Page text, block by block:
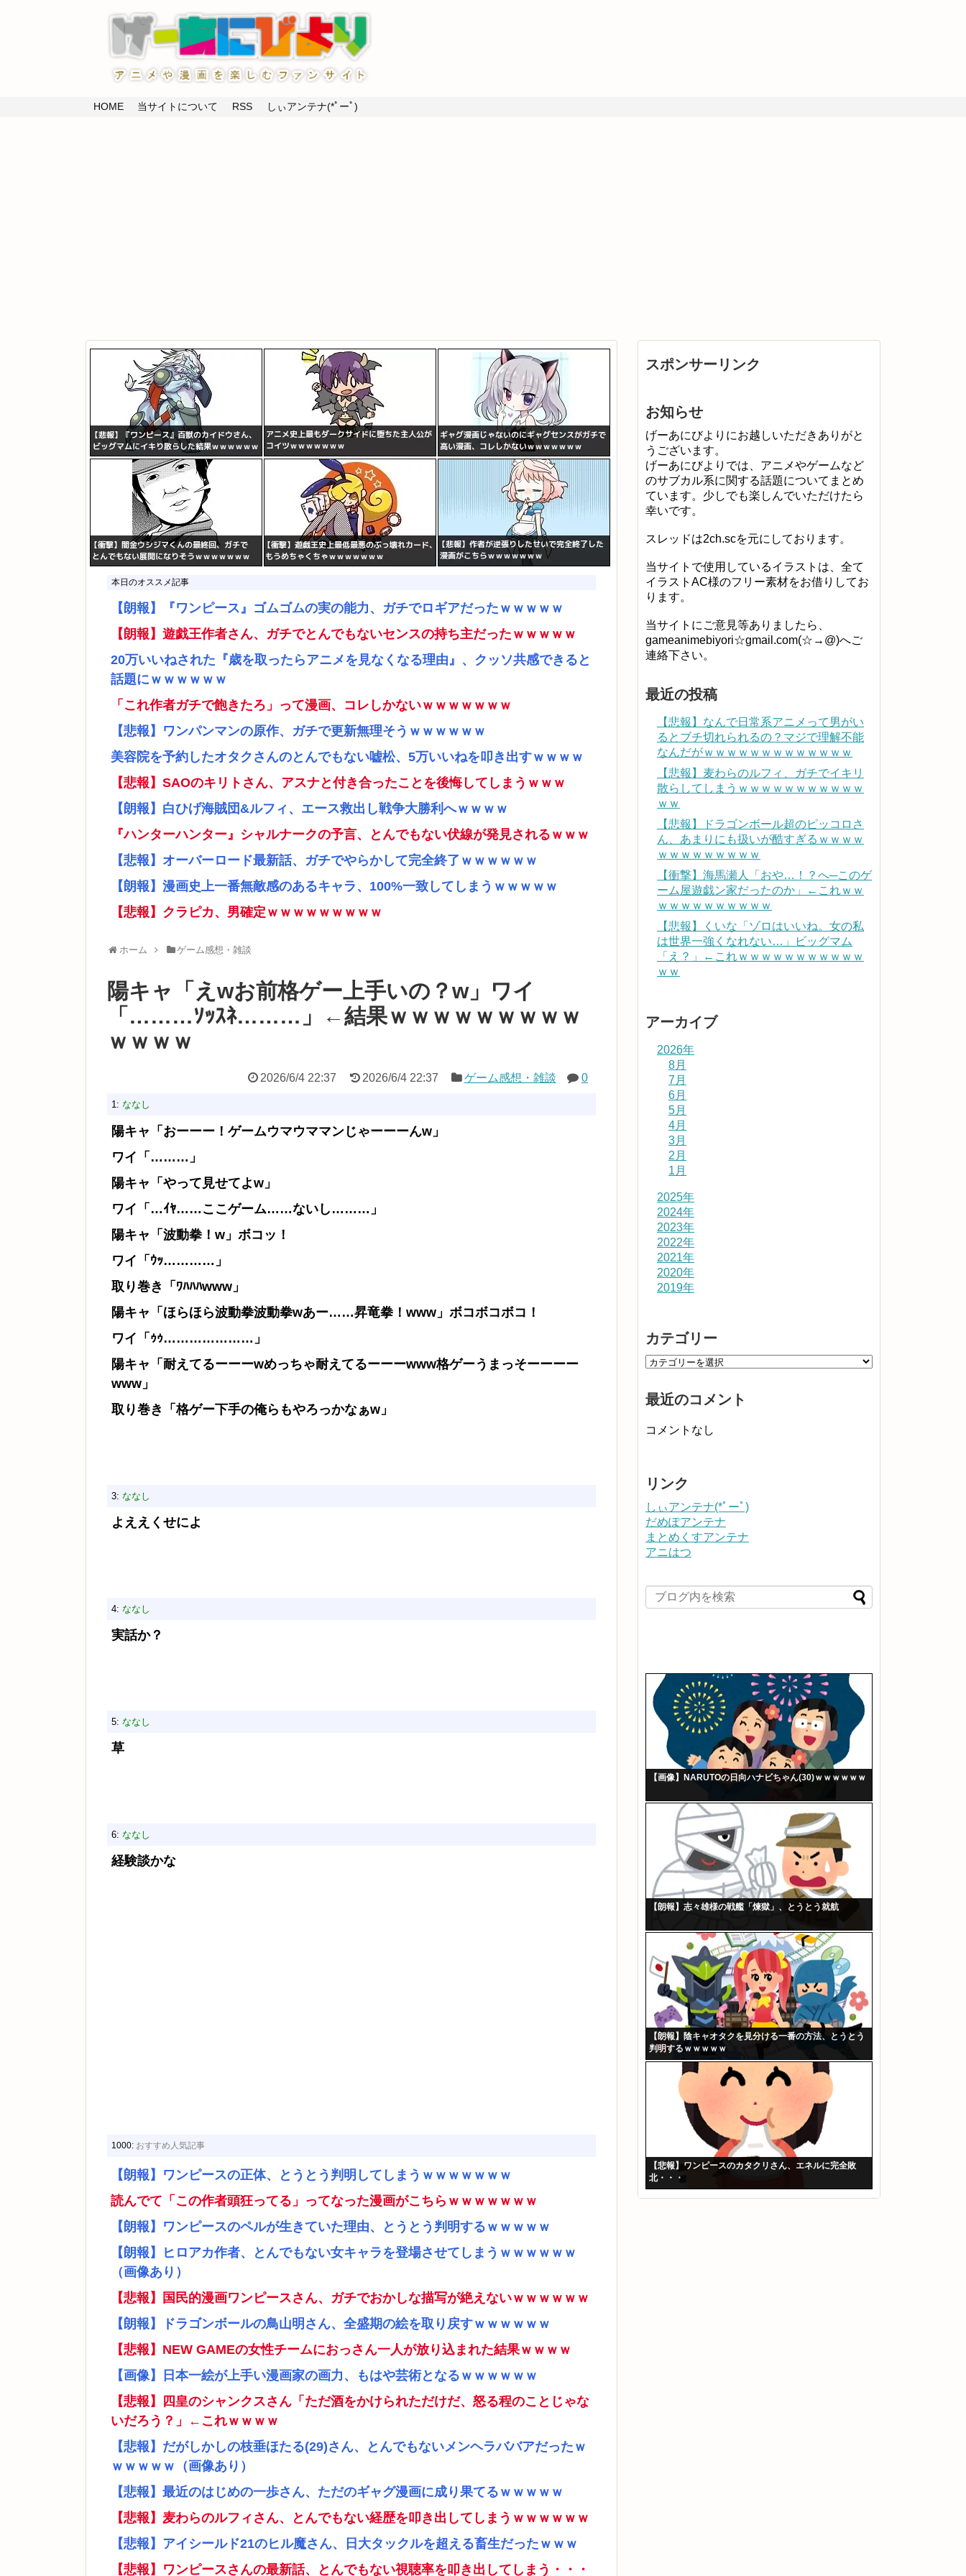
HOME 当サイトについて RSS しぃアンテナ(*ﾟーﾟ)
本日のオススメ記事
【朗報】『ワンピース』ゴムゴムの実の能力、ガチでロギアだったｗｗｗｗｗ
【朗報】遊戯王作者さん、ガチでとんでもないセンスの持ち主だったｗｗｗｗｗ
20万いいねされた『歳を取ったらアニメを見なくなる理由』、クッソ共感できると
話題にｗｗｗｗｗｗ
「これ作者ガチで飽きたろ」って漫画、コレしかないｗｗｗｗｗｗｗ
【悲報】ワンパンマンの原作、ガチで更新無理そうｗｗｗｗｗｗ
美容院を予約したオタクさんのとんでもない嘘松、5万いいねを叩き出すｗｗｗｗ
【悲報】SAOのキリトさん、アスナと付き合ったことを後悔してしまうｗｗｗ
【朗報】白ひげ海賊団&ルフィ、エース救出し戦争大勝利へｗｗｗｗ
『ハンターハンター』シャルナークの予言、とんでもない伏線が発見されるｗｗｗ
【悲報】オーバーロード最新話、ガチでやらかして完全終了ｗｗｗｗｗｗ
【朗報】漫画史上一番無敵感のあるキャラ、100%一致してしまうｗｗｗｗｗ
【悲報】クラピカ、男確定ｗｗｗｗｗｗｗｗｗ
ホーム ゲーム感想・雑談
陽キャ「えwお前格ゲー上手いの？w」ワイ
「………ｿｯｽﾈ………」←結果ｗｗｗｗｗｗｗｗｗ
ｗｗｗｗ
2026/6/4 22:37 2026/6/4 22:37 ゲーム感想・雑談 0
1: ななし
陽キャ「おーーー！ゲームウマウママンじゃーーーんw」
ワイ「………」
陽キャ「やって見せてよw」
ワイ「…ｲﾔ……ここゲーム……ないし………」
陽キャ「波動拳！w」ボコッ！
ワイ「ｳｯ…………」
取り巻き「ﾜﾊﾊﾊwww」
陽キャ「ほらほら波動拳波動拳wあー……昇竜拳！www」ボコボコボコ！
ワイ「ｩｩ…………………」
陽キャ「耐えてるーーーwめっちゃ耐えてるーーーwww格ゲーうまっそーーーー
www」
取り巻き「格ゲー下手の俺らもやろっかなぁw」
3: ななし
よええくせによ
4: ななし
実話か？
5: ななし
草
6: ななし
経験談かな
1000: おすすめ人気記事
【朗報】ワンピースの正体、とうとう判明してしまうｗｗｗｗｗｗｗ
読んでて「この作者頭狂ってる」ってなった漫画がこちらｗｗｗｗｗｗｗ
【朗報】ワンピースのペルが生きていた理由、とうとう判明するｗｗｗｗｗ
【朗報】ヒロアカ作者、とんでもない女キャラを登場させてしまうｗｗｗｗｗｗ
（画像あり）
【悲報】国民的漫画ワンピースさん、ガチでおかしな描写が絶えないｗｗｗｗｗｗ
【朗報】ドラゴンボールの鳥山明さん、全盛期の絵を取り戻すｗｗｗｗｗｗ
【悲報】NEW GAMEの女性チームにおっさん一人が放り込まれた結果ｗｗｗｗ
【画像】日本一絵が上手い漫画家の画力、もはや芸術となるｗｗｗｗｗｗ
【悲報】四皇のシャンクスさん「ただ酒をかけられただけだ、怒る程のことじゃな
いだろう？」←これｗｗｗｗ
【悲報】だがしかしの枝垂ほたる(29)さん、とんでもないメンヘラババアだったｗ
ｗｗｗｗｗ（画像あり）
【悲報】最近のはじめの一歩さん、ただのギャグ漫画に成り果てるｗｗｗｗｗ
【悲報】麦わらのルフィさん、とんでもない経歴を叩き出してしまうｗｗｗｗｗｗ
【悲報】アイシールド21のヒル魔さん、日大タックルを超える畜生だったｗｗｗ
【悲報】ワンピースさんの最新話、とんでもない視聴率を叩き出してしまう・・・
スポンサーリンク
お知らせ
げーあにびよりにお越しいただきありがと
うございます。
げーあにびよりでは、アニメやゲームなど
のサブカル系に関する話題についてまとめ
ています。少しでも楽しんでいただけたら
幸いです。
スレッドは2ch.scを元にしております。
当サイトで使用しているイラストは、全て
イラストAC様のフリー素材をお借りしてお
ります。
当サイトにご意見等ありましたら、
gameanimebiyori☆gmail.com(☆→@)へご
連絡下さい。
最近の投稿
【悲報】なんで日常系アニメって男がい
るとブチ切れられるの？マジで理解不能
なんだがｗｗｗｗｗｗｗｗｗｗｗｗｗ
【悲報】麦わらのルフィ、ガチでイキリ
散らしてしまうｗｗｗｗｗｗｗｗｗｗｗ
ｗｗ
【悲報】ドラゴンボール超のピッコロさ
ん、あまりにも扱いが酷すぎるｗｗｗｗ
ｗｗｗｗｗｗｗｗｗ
【衝撃】海馬瀬人「おや…！？へ─このゲ
ーム屋遊戯ン家だったのか」←これｗｗ
ｗｗｗｗｗｗｗｗｗｗ
【悲報】くいな「ゾロはいいね。女の私
は世界一強くなれない…」ビッグマム
「え？」←これｗｗｗｗｗｗｗｗｗｗｗ
ｗｗ
アーカイブ
2026年
8月
7月
6月
5月
4月
3月
2月
1月
2025年
2024年
2023年
2022年
2021年
2020年
2019年
カテゴリー
最近のコメント
コメントなし
リンク
しぃアンテナ(*ﾟーﾟ)
だめぽアンテナ
まとめくすアンテナ
アニはつ
【画像】NARUTOの日向ハナビちゃん(30)ｗｗｗｗｗｗ
【朗報】志々雄様の戦艦「煉獄」、とうとう就航
【朗報】陰キャオタクを見分ける一番の方法、とうとう
判明するｗｗｗｗｗ
【悲報】ワンピースのカタクリさん、エネルに完全敗
北・・・